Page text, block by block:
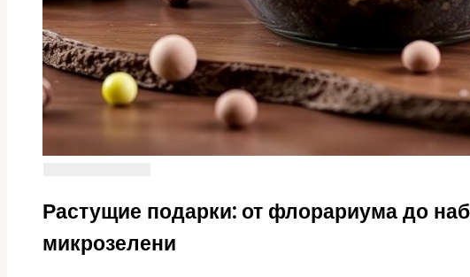
Растущие подарки: от флорариума до
микрозелени